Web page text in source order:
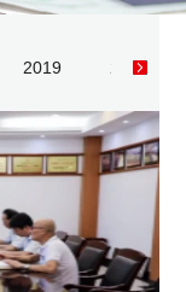
2019 2018